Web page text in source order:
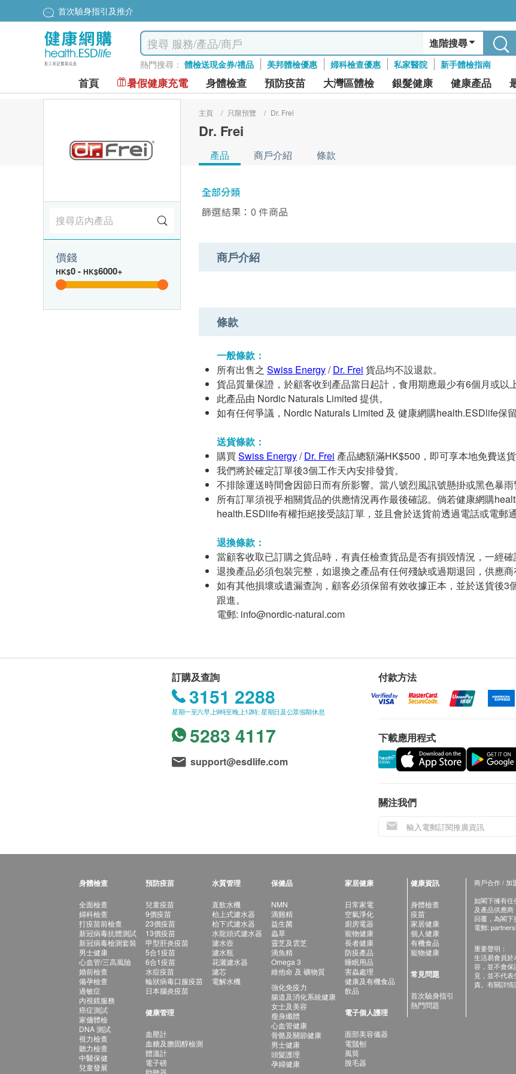
首次驗身指引及推介
進階搜尋
熱門搜尋： 體檢送現金券/禮品 美邦體檢優惠 婦科檢查優惠 私家醫院 新手體檢指南
首頁 暑假健康充電 身體檢查 預防疫苗 大灣區體檢 銀髮健康 健康產品
價錢
HK$0- HK$6000+
主頁 / 只限預覽 / Dr. Frei
Dr. Frei
產品 商戶介紹 條款
全部分類
篩選結果：0 件商品
商戶介紹
條款
一般條款：
所有出售之 Swiss Energy/Dr. Frei 貨品均不設退款。
貨品質量保證，於顧客收到產品當日起計，食用期應最少有6個月或以上
此產品由 Nordic Naturals Limited 提供。
如有任何爭議，Nordic Naturals Limited 及 健康網購health.ESDlife保留
送貨條款：
購買 Swiss Energy/Dr. Frei 產品總額滿HK$500，即可享本地免費送
我們將於確定訂單後3個工作天內安排發貨。
不排除運送時間會因節日而有所影響。當八號烈風訊號懸掛或黑色暴雨
所有訂單須視乎相關貨品的供應情況再作最後確認。倘若健康網購
health.ESDlife有權拒絕接受該訂單，並且會於送貨前透過電話或電郵
退換條款：
當顧客收取已訂購之貨品時，有責任檢查貨品是否有損毀情況，一經確
退換產品必須包裝完整，如退換之產品有任何殘缺或過期退回，供應商
如有其他損壞或遺漏查詢，顧客必須保留有效收據正本，並於送貨後
跟進。
電郵: info@nordic-natural.com
訂購及查詢
3151 2288
星期一至六早上9時至晚上12時; 星期日及公眾假期休息
5283 4117
support@esdlife.com
付款方法
下載應用程式
關注我們
身體檢查
全面檢查
婦科檢查
打疫苗前檢查
新冠病毒抗體測試
新冠病毒檢測套裝
男士健康
心血管/三高風險
婚前檢查
備孕檢查
過敏症
內視鏡服務
癌症測試
家傭體檢
DNA 測試
視力檢查
聽力檢查
中醫保健
兒童發展
預防疫苗
兒童疫苗
9價疫苗
23價疫苗
13價疫苗
甲型肝炎疫苗
5合1疫苗
6合1疫苗
水痘疫苗
輪狀病毒口服疫苗
日本腦炎疫苗
健康管理
血壓計
血糖及膽固醇檢測
體溫計
電子磅
助聽器
水質管理
直飲水機
枱上式濾水器
枱下式濾水器
水龍頭式濾水器
濾水壺
濾水瓶
花灑濾水器
濾芯
電解水機
保健品
NMN
滴雞精
益生菌
蟲草
靈芝及雲芝
滴魚精
Omega 3
維他命 及 礦物質
強化免疫力
腸道及消化系統健康
女士及美容
瘦身纖體
心血管健康
骨骼及關節健康
男士健康
頭髮護理
孕婦健康
家居健康
日常家電
空氣淨化
廚房電器
寵物健康
長者健康
防疫產品
睡眠用品
害蟲處理
健康及有機食品
飲品
電子個人護理
面部美容儀器
電鬚刨
風筒
脫毛器
健康資訊
身體檢查
疫苗
家居健康
個人健康
有機食品
寵物健康
常見問題
首次驗身指引
熱門問題
商戶合作 / 加
如閣下擁有任
及產品供應
回覆，為閣下
電郵:
重要聲明：
生活易會員於
容，並不會保
見，並不代
責。有關詳情